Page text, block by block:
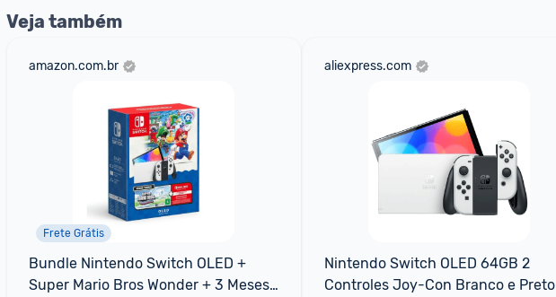
Veja também
amazon.com.br
Frete Grátis
Bundle Nintendo Switch OLED +
Super Mario Bros Wonder + 3 Meses
aliexpress.com
Nintendo Switch OLED 64GB 2
Controles Joy-Con Branco e Preto